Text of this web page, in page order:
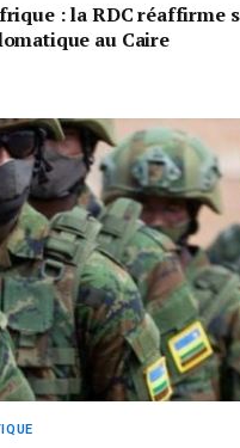
: la RDC réaffirme
au Caire